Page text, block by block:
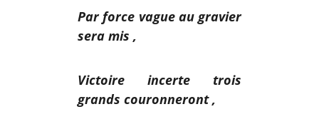
Par force vague au gravier
sera mis ,
Victoire incerte trois
grands couronneront ,